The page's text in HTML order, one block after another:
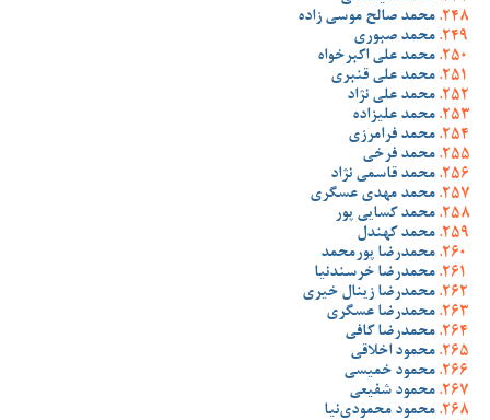
محمد صالح موسی زاده
محمد صبوری
محمد علی اکبرخواه
محمد علی قنبری
محمد علی نژاد
محمد علیزاده
محمد فرامرزی
محمد فرخی
محمد قاسمی نژاد
محمد مهدی عسگری
محمد کسایی پور
محمد کهندل
محمدرضا پورمحمد
محمدرضا خرسندنیا
محمدرضا زینال خیری
محمدرضا عسگری
محمدرضا کافی
محمود اخلاقی
محمود خمیسی
محمود شفیعی
محمود محمودی‌نیا